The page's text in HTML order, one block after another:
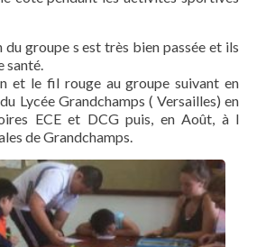
du groupe s est très bien passée et ils
santé.
et le fil rouge au groupe suivant en
Lycée Grandchamps ( Versailles) en
ECE et DCG puis, en Août, à l
de Grandchamps.